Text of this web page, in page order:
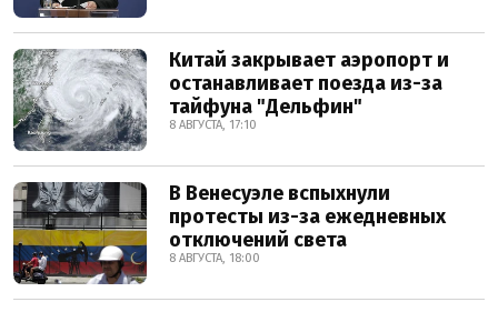
Китай закрывает аэропорт и
останавливает поезда из-за
тайфуна "Дельфин"
8 АВГУСТА, 17:10
В Венесуэле вспыхнули
протесты из-за ежедневных
отключений света
8 АВГУСТА, 18:00